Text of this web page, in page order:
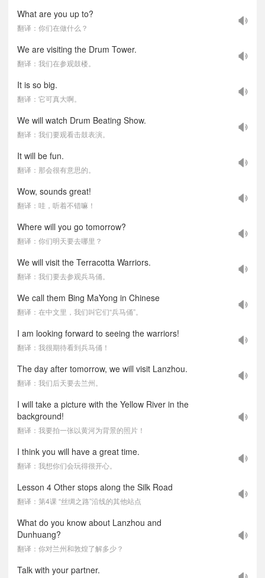
What are you up to?
翻译：你们在做什么？
We are visiting the Drum Tower.
翻译：我们在参观鼓楼。
It is so big.
翻译：它可真大啊。
We will watch Drum Beating Show.
翻译：我们要观看击鼓表演。
It will be fun.
翻译：那会很有意思的。
Wow, sounds great!
翻译：哇，听着不错嘛！
Where will you go tomorrow?
翻译：你们明天要去哪里？
We will visit the Terracotta Warriors.
翻译：我们要去参观兵马俑。
We call them Bing MaYong in Chinese
翻译：在中文里，我们叫它们“兵马俑”。
I am looking forward to seeing the warriors!
翻译：我很期待看到兵马俑！
The day after tomorrow, we will visit Lanzhou.
翻译：我们后天要去兰州。
I will take a picture with the Yellow River in the
background!
翻译：我要拍一张以黄河为背景的照片！
I think you will have a great time.
翻译：我想你们会玩得很开心。
Lesson 4 Other stops along the Silk Road
翻译：第4课 “丝绸之路”沿线的其他站点
What do you know about Lanzhou and
Dunhuang?
翻译：你对兰州和敦煌了解多少？
Talk with your partner.